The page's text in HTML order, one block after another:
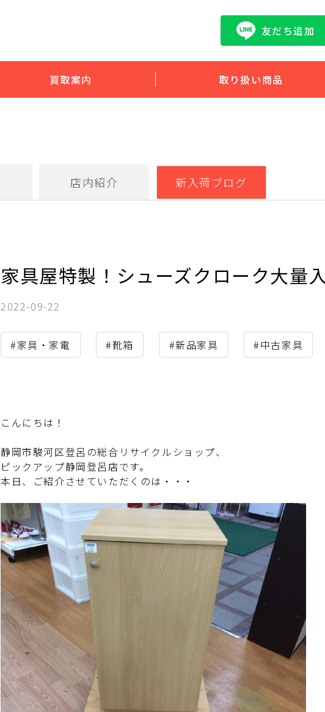
友だち追加
買取案内 取り扱い商品
店内紹介 新入荷ブログ
家具屋特製！シューズクローク大量
2022-09-22
#家具・家電 #靴箱 #新品家具 #中古家具
こんにちは！
静岡市駿河区登呂の総合リサイクルショップ、
ピックアップ静岡登呂店です。
本日、ご紹介させていただくのは・・・